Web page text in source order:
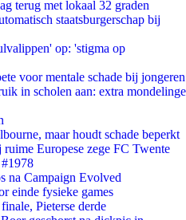
terug met lokaal 32 graden
staatsburgerschap bij
op: 'stigma op
voor mentale schade bij jongeren
in scholen aan: extra mondelinge
maar houdt schade beperkt
Europese zege FC Twente
na Campaign Evolved
einde fysieke games
Pieterse derde